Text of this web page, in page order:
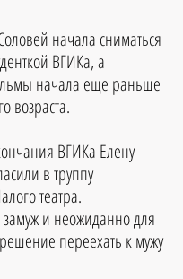
начала сниматься
ВГИКа, а
начала еще раньше
возраста.
ВГИКа Елену
в труппу
театра.
и неожиданно для
переехать к мужу